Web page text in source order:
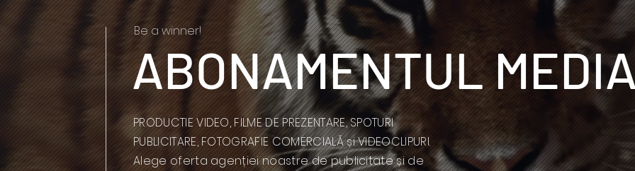
ABONAMENTUL
Be a winner!
PRODUCTIE VIDEO, FILME DE PREZENTARE, SPOTURI
PUBLICITARE, FOTOGRAFIE COMERCIALĂ și VIDEOCLIPURI.
Alege oferta agenției noastre de publicitate și de